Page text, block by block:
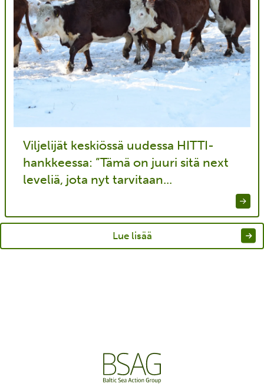
Viljelijät keskiössä uudessa HITTI-
hankkeessa: ”Tämä on juuri sitä next
leveliä, jota nyt tarvitaan...
Lue lisää